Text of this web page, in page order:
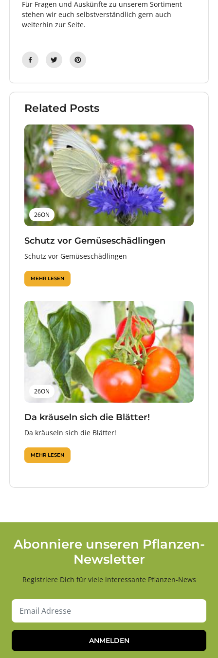
Für Fragen und Auskünfte zu unserem Sortiment
stehen wir euch selbstverständlich gern auch
weiterhin zur Seite.
Related Posts
26ON
Schutz vor Gemüseschädlingen
Schutz vor Gemüseschädlingen
MEHR LESEN
26ON
Da kräuseln sich die Blätter!
Da kräuseln sich die Blätter!
MEHR LESEN
Abonniere unseren Pflanzen-
Newsletter
Registriere Dich für viele interessante Pflanzen-News
ANMELDEN